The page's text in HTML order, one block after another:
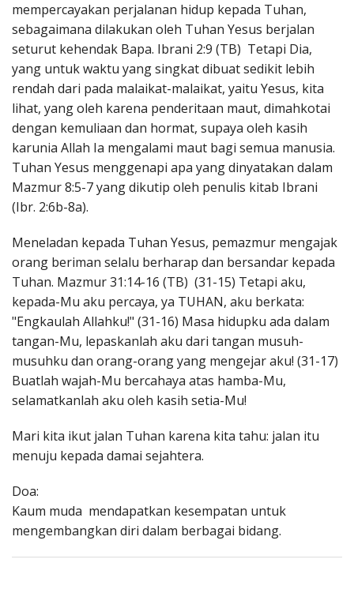
mempercayakan perjalanan hidup kepada Tuhan,
sebagaimana dilakukan oleh Tuhan Yesus berjalan
seturut kehendak Bapa. Ibrani 2:9 (TB) Tetapi Dia,
yang untuk waktu yang singkat dibuat sedikit lebih
rendah dari pada malaikat-malaikat, yaitu Yesus, kita
lihat, yang oleh karena penderitaan maut, dimahkotai
dengan kemuliaan dan hormat, supaya oleh kasih
karunia Allah Ia mengalami maut bagi semua manusia.
Tuhan Yesus menggenapi apa yang dinyatakan dalam
Mazmur 8:5-7 yang dikutip oleh penulis kitab Ibrani
(Ibr. 2:6b-8a).
Meneladan kepada Tuhan Yesus, pemazmur mengajak
orang beriman selalu berharap dan bersandar kepada
Tuhan. Mazmur 31:14-16 (TB) (31-15) Tetapi aku,
kepada-Mu aku percaya, ya TUHAN, aku berkata:
"Engkaulah Allahku!" (31-16) Masa hidupku ada dalam
tangan-Mu, lepaskanlah aku dari tangan musuh-
musuhku dan orang-orang yang mengejar aku! (31-17)
Buatlah wajah-Mu bercahaya atas hamba-Mu,
selamatkanlah aku oleh kasih setia-Mu!
Mari kita ikut jalan Tuhan karena kita tahu: jalan itu
menuju kepada damai sejahtera.
Doa:
Kaum muda mendapatkan kesempatan untuk
mengembangkan diri dalam berbagai bidang.